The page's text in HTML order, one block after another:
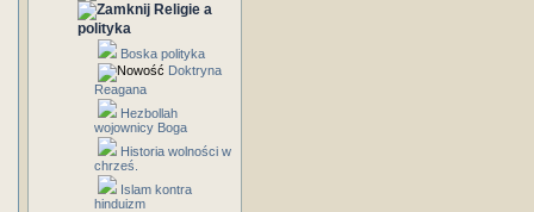
Religie a
polityka
Boska polityka
Doktryna
Reagana
Hezbollah
wojownicy Boga
Historia wolności w
chrześ.
Islam kontra
hinduizm